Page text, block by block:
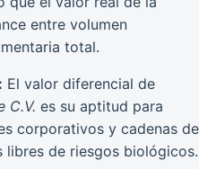
entre volumen
total.
El valor diferencial de
C.V. es su aptitud para
corporativos y cadenas
libres de riesgos biológicos.